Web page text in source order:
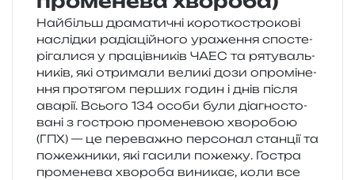
Найбільш дра­ма­ти­чні коро­тко­стро­ко­ві
наслід­ки раді­а­цій­но­го ура­же­н­ня спо­сте­
рі­га­ли­ся у пра­ців­ни­ків ЧАЕС та ряту­валь­
ни­ків, які отри­ма­ли вели­кі дози опро­мі­не­
н­ня про­тя­гом пер­ших годин і днів після
ава­рії. Всього 134 особи були діа­гно­сто­
ва­ні з гострою про­ме­не­вою хво­ро­бою
(ГПХ) — це пере­ва­жно пер­со­нал стан­ції та
поже­жни­ки, які гаси­ли поже­жу. Гостра
про­ме­не­ва хво­ро­ба вини­кає, коли все